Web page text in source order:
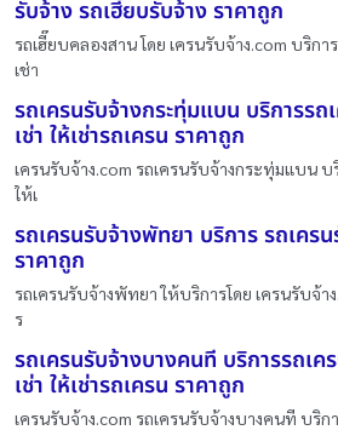
รับจ้าง รถเฮี๊ยบรับจ้าง ราคาถูก
รถเฮี๊ยบคลองสาน โดย เครนรับจ้าง.com บริกา
เช่า
รถเครนรับจ้างกระทุ่มแบน บริการรถ
เช่า ให้เช่ารถเครน ราคาถูก
เครนรับจ้าง.com รถเครนรับจ้างกระทุ่มแบน บ
ให้เ
รถเครนรับจ้างพัทยา บริการ รถเคร
ราคาถูก
รถเครนรับจ้างพัทยา ให้บริการโดย เครนรับจ้า
ร
รถเครนรับจ้างบางคนที บริการรถเค
เช่า ให้เช่ารถเครน ราคาถูก
เครนรับจ้าง.com รถเครนรับจ้างบางคนที บริก